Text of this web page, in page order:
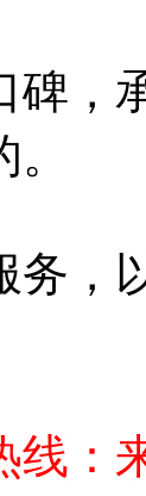
碑，
务，
线：